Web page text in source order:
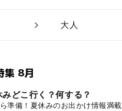
大人
集 8月
みどこ行く？何する？
準備！夏休みのお出かけ情報満載